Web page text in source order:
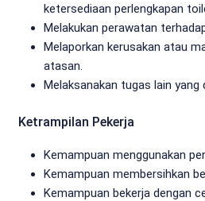
ketersediaan perlengkapan
Melakukan perawatan
Melaporkan kerusakan atau
atasan.
Melaksanakan tugas lain yang
Ketrampilan Pekerja
Kemampuan menggunakan
Kemampuan membersihkan
Kemampuan bekerja dengan